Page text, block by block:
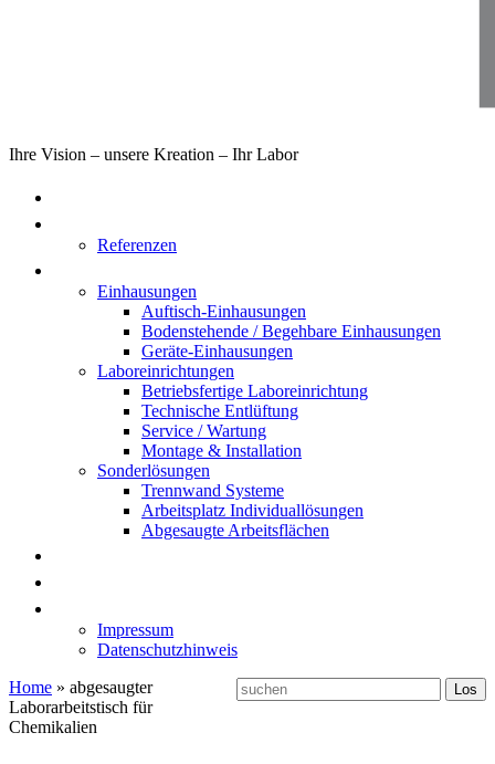
Ihre Vision – unsere Kreation – Ihr Labor
Referenzen
Einhausungen
Auftisch-Einhausungen
Bodenstehende / Begehbare Einhausungen
Geräte-Einhausungen
Laboreinrichtungen
Betriebsfertige Laboreinrichtung
Technische Entlüftung
Service / Wartung
Montage & Installation
Sonderlösungen
Trennwand Systeme
Arbeitsplatz Individuallösungen
Abgesaugte Arbeitsflächen
Impressum
Datenschutzhinweis
Home » abgesaugter
Laborarbeitstisch für
Chemikalien